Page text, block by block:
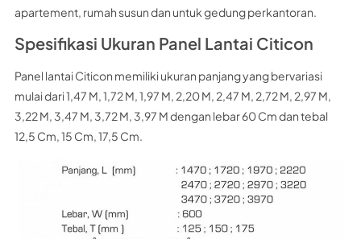
apartement, rumah susun dan untuk gedung perkantoran.
Spesifikasi Ukuran Panel Lantai Citicon
Panel lantai Citicon memiliki ukuran panjang yang bervariasi
mulai dari 1,47 M, 1,72 M, 1,97 M, 2,20 M, 2,47 M, 2,72 M, 2,97 M,
3,22 M, 3,47 M, 3,72 M, 3,97 M dengan lebar 60 Cm dan tebal
12,5 Cm, 15 Cm, 17,5 Cm.